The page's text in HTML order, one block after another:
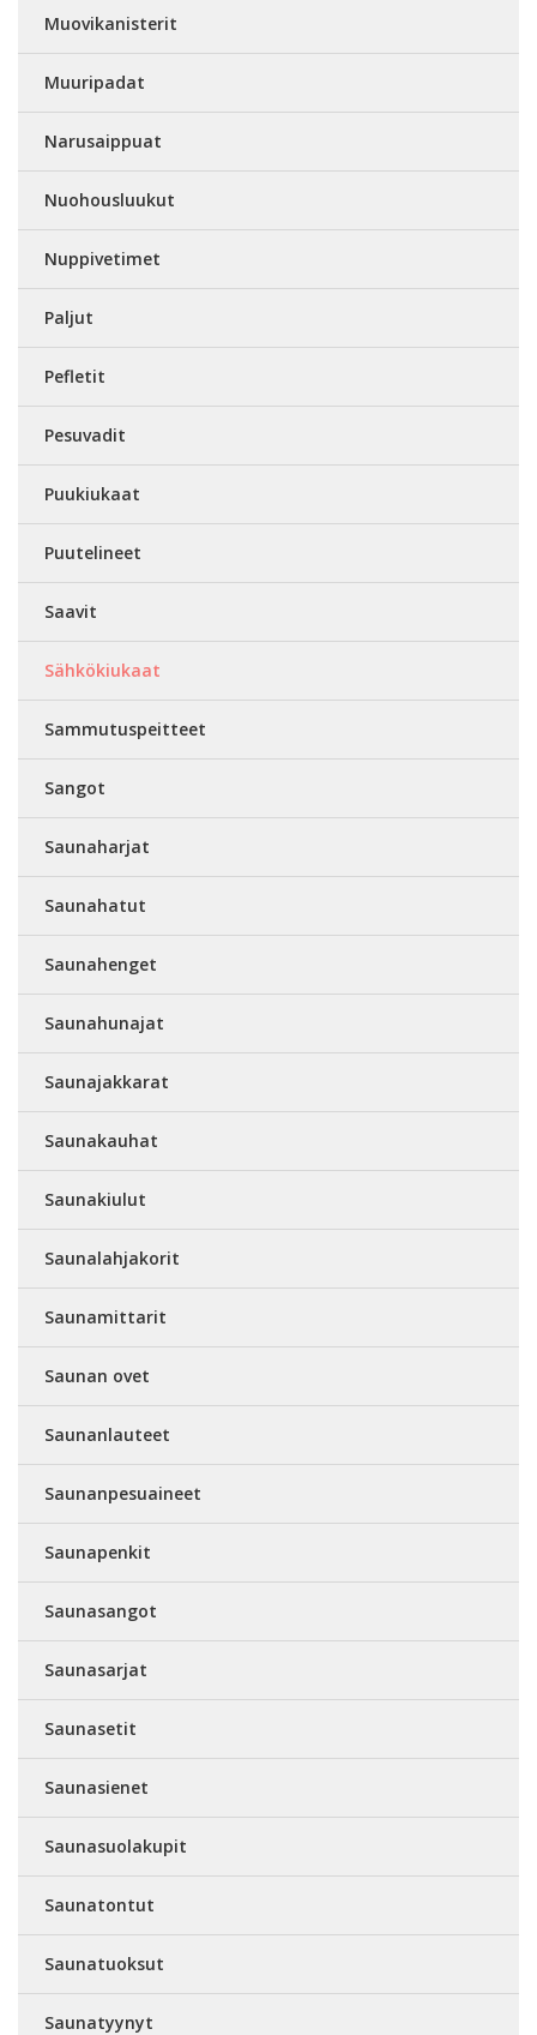
Muovikanisterit
Muuripadat
Narusaippuat
Nuohousluukut
Nuppivetimet
Paljut
Pefletit
Pesuvadit
Puukiukaat
Puutelineet
Saavit
Sähkökiukaat
Sammutuspeitteet
Sangot
Saunaharjat
Saunahatut
Saunahenget
Saunahunajat
Saunajakkarat
Saunakauhat
Saunakiulut
Saunalahjakorit
Saunamittarit
Saunan ovet
Saunanlauteet
Saunanpesuaineet
Saunapenkit
Saunasangot
Saunasarjat
Saunasetit
Saunasienet
Saunasuolakupit
Saunatontut
Saunatuoksut
Saunatyynyt